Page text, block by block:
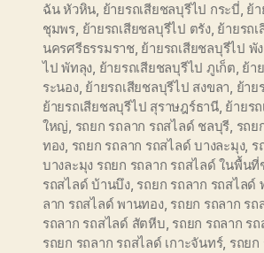
ฉัน หัวหิน, ย้ายรถเสียชลบุรีไป กระบี่, ย้
ชุมพร, ย้ายรถเสียชลบุรีไป ตรัง, ย้ายรถ
นครศรีธรรมราช, ย้ายรถเสียชลบุรีไป พัง
ไป พัทลุง, ย้ายรถเสียชลบุรีไป ภูเก็ต, ย้า
ระนอง, ย้ายรถเสียชลบุรีไป สงขลา, ย้าย
ย้ายรถเสียชลบุรีไป สุราษฎร์ธานี, ย้ายร
ใหญ่, รถยก รถลาก รถสไลด์ ชลบุรี, รถย
ทอง, รถยก รถลาก รถสไลด์ บางละมุง, ร
บางละมุง รถยก รถลาก รถสไลด์ ในพื้น
รถสไลด์ บ้านบึง, รถยก รถลาก รถสไลด์
ลาก รถสไลด์ พานทอง, รถยก รถลาก รถ
รถลาก รถสไลด์ สัตหีบ, รถยก รถลาก ร
รถยก รถลาก รถสไลด์ เกาะจันทร์, รถยก